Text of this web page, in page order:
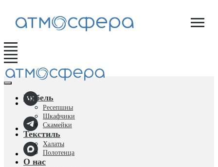
Мебель
Ресепшны
Шкафчики
Скамейки
Текстиль
Халаты
Полотенца
О нас